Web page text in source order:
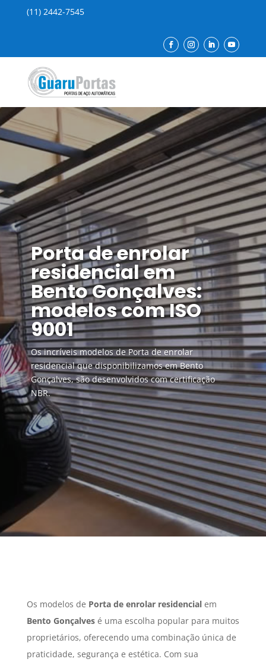
(11) 2442-7545
Porta de enrolar
residencial em
Bento Gonçalves:
modelos com ISO
9001
Os incríveis modelos de Porta de enrolar
residencial que disponibilizamos em Bento
Gonçalves, são desenvolvidos com certificação
NBR.
Os modelos de Porta de enrolar residencialem
Bento Gonçalvesé uma escolha popular para muitos
proprietários, oferecendo uma combinação única de
praticidade, segurança e estética. Com sua